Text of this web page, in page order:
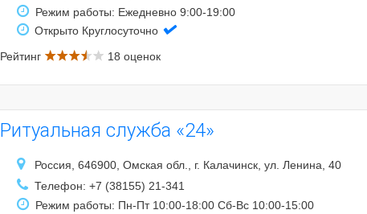
Режим работы: Ежедневно 9:00-19:00
Открыто Круглосуточно
Рейтинг
18 оценок
Ритуальная служба «24»
Россия, 646900, Омская обл., г. Калачинск, ул. Ленина, 40
Телефон: +7 (38155) 21-341
Режим работы: Пн-Пт 10:00-18:00 Сб-Вс 10:00-15:00